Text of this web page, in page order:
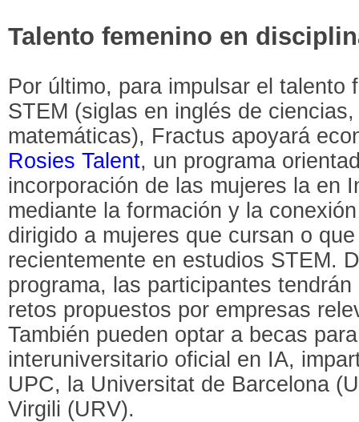
Talento femenino en
Por último, para impulsar el talento
STEM (siglas en inglés de
matemáticas), Fractus apoyará
Rosies Talent, un programa
incorporación de las mujeres la en
mediante la formación y la
dirigido a mujeres que cursan o
recientemente en estudios STEM.
programa, las participantes
retos propuestos por empresas
También pueden optar a becas
interuniversitario oficial en IA,
UPC, la Universitat de Barcelona
Virgili (URV).